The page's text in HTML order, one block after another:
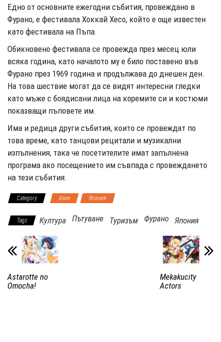
Едно от основните ежегодни събития, провеждано в
Фурано, е фестивала Хоккай Хесо, който е още известен
като фестивала на Пъпа.
Обикновено фестивала се провежда през месец юли
всяка година, като началото му е било поставено във
Фурано през 1969 година и продължава до днешен ден.
На това шествие могат да се видят интересни гледки
като мъже с боядисани лица на коремите си и костюми
показващи пъповете им.
Има и редица други събития, които се провеждат по
това време, като танцови рецитали и музикални
изпълнения, така че посетителите имат запълнена
програма ако посещението им съвпада с провеждането
на тези събития.
Category Азия Япония
Tags Култура Пътуване Туризъм Фурано Япония
Astarotte no
Omocha!
Mekakucity
Actors